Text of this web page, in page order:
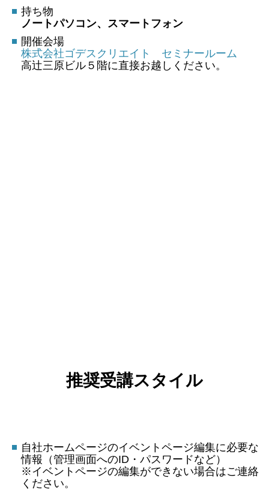
持ち物
ノートパソコン、スマートフォン
開催会場
株式会社ゴデスクリエイト セミナールーム
高辻三原ビル５階に直接お越しください。
推奨受講スタイル
自社ホームページのイベントページ編集に必要な
情報（管理画面へのID・パスワードなど）
※イベントページの編集ができない場合はご連絡
ください。